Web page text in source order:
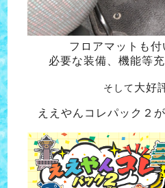
フロアマットも付
必要な装備、機能等
そして大好
ええやんコレパック２